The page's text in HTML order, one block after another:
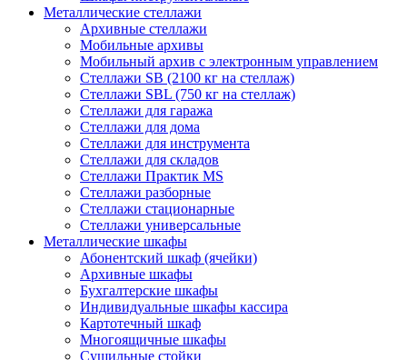
Металлические стеллажи
Архивные стеллажи
Мобильные архивы
Мобильный архив с электронным управлением
Стеллажи SB (2100 кг на стеллаж)
Стеллажи SBL (750 кг на стеллаж)
Стеллажи для гаража
Стеллажи для дома
Стеллажи для инструмента
Стеллажи для складов
Стеллажи Практик MS
Стеллажи разборные
Стеллажи стационарные
Стеллажи универсальные
Металлические шкафы
Абонентский шкаф (ячейки)
Архивные шкафы
Бухгалтерские шкафы
Индивидуальные шкафы кассира
Картотечный шкаф
Многоящичные шкафы
Сушильные стойки